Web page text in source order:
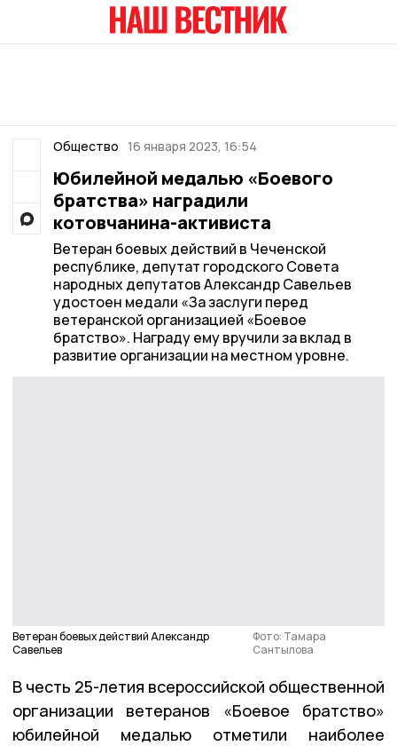
Общество 16 января 2023, 16:54
Юбилейной медалью «Боевого
братства» наградили
котовчанина-активиста
Ветеран боевых действий в Чеченской
республике, депутат городского Совета
народных депутатов Александр Савельев
удостоен медали «За заслуги перед
ветеранской организацией «Боевое
братство». Награду ему вручили за вклад в
развитие организации на местном уровне.
Ветеран боевых действий Александр
Савельев
Фото: Тамара
Сантылова
В честь 25-летия всероссийской общественной
организации ветеранов «Боевое братство»
юбилейной медалью отметили наиболее